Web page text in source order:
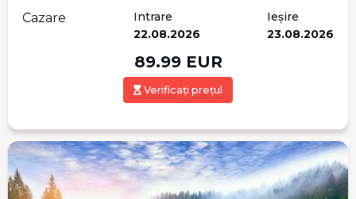
Cazare
Intrare
22.08.2026
Ieșire
23.08.2026
89.99EUR
Verificați prețul